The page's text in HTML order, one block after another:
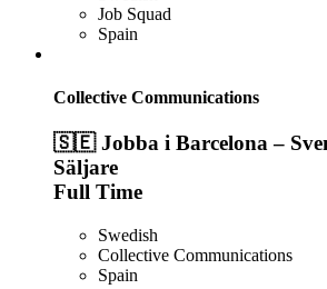
Job Squad
Spain
Collective Communications
🇸🇪 Jobba i Barcelona –
Säljare
Full Time
Swedish
Collective Communications
Spain